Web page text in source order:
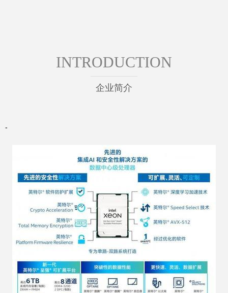
INTRODUCTION
企业简介
-